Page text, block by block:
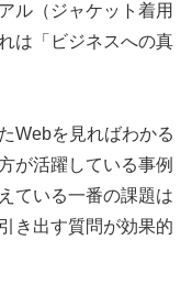
ル（ジャケット着用
は「ビジネスへの真
Webを見ればわかる
が活躍している事例
ている一番の課題は
き出す質問が効果的